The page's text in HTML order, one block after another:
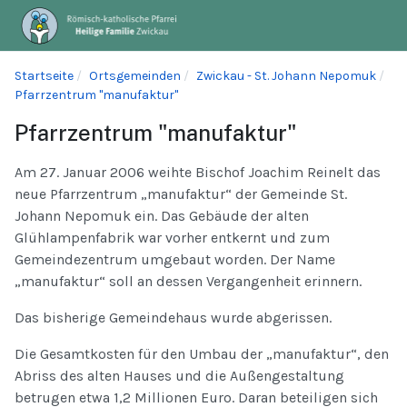
Startseite Ortsgemeinden
Zwickau - St. Johann Nepomuk
Pfarrzentrum "manufaktur"
Pfarrzentrum "manufaktur"
Am 27. Januar 2006 weihte Bischof Joachim Reinelt das
neue Pfarrzentrum „manufaktur“ der Gemeinde St.
Johann Nepomuk ein. Das Gebäude der alten
Glühlampenfabrik war vorher entkernt und zum
Gemeindezentrum umgebaut worden. Der Name
„manufaktur“ soll an dessen Vergangenheit erinnern.
Das bisherige Gemeindehaus wurde abgerissen.
Die Gesamtkosten für den Umbau der „manufaktur“, den
Abriss des alten Hauses und die Außengestaltung
betrugen etwa 1,2 Millionen Euro. Daran beteiligen sich